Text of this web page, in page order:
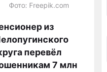
Фото: Freepik.com
из
перевёл
7 млн